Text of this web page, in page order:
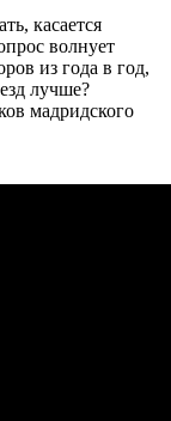
касается
волнует
из года в год,
лучше?
мадридского